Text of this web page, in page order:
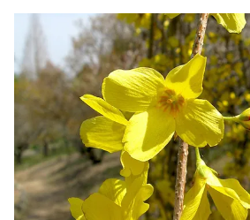
Liên hệ tòa soạn English
THỜI BÁO VTV
Theo dõi báo trên